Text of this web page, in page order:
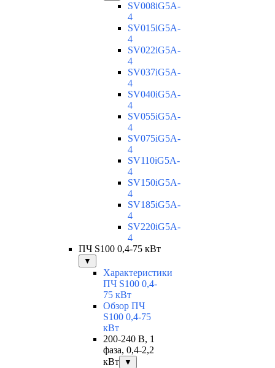
SV008iG5A-
4
SV015iG5A-
4
SV022iG5A-
4
SV037iG5A-
4
SV040iG5A-
4
SV055iG5A-
4
SV075iG5A-
4
SV110iG5A-
4
SV150iG5A-
4
SV185iG5A-
4
SV220iG5A-
4
ПЧ S100 0,4-75 кВт
▼
Характеристики
ПЧ S100 0,4-
75 кВт
Обзор ПЧ
S100 0,4-75
кВт
200-240 В, 1
фаза, 0,4-2,2
кВт
▼